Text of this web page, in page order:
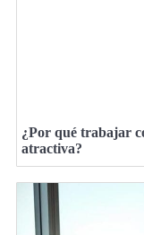
¿Por qué trabajar
atractiva?